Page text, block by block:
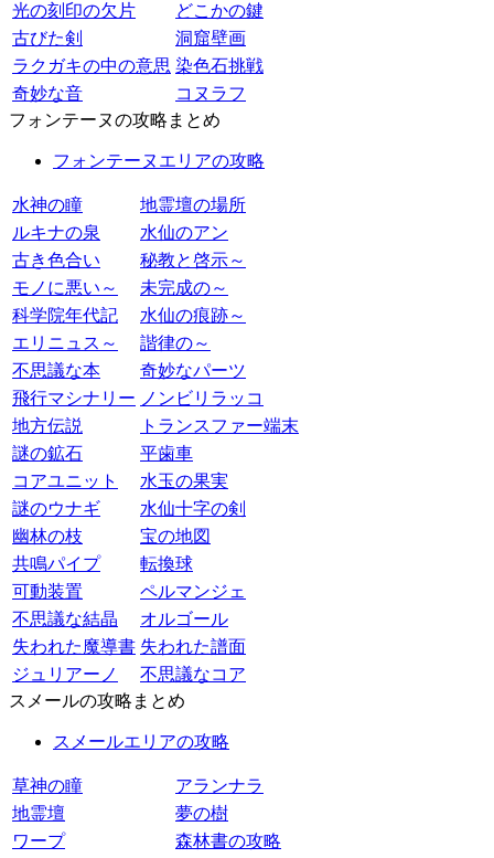
光の刻印の欠片
どこかの鍵
古びた剣
洞窟壁画
ラクガキの中の意思 染色石挑戦
奇妙な音
コヌラフ
フォンテーヌの攻略まとめ
フォンテーヌエリアの攻略
水神の瞳
地霊壇の場所
ルキナの泉
水仙のアン
古き色合い
秘教と啓示～
モノに悪い～
未完成の～
科学院年代記
水仙の痕跡～
エリニュス～
諧律の～
不思議な本
奇妙なパーツ
飛行マシナリー ノンビリラッコ
地方伝説
トランスファー端末
謎の鉱石
平歯車
コアユニット
水玉の果実
謎のウナギ
水仙十字の剣
幽林の枝
宝の地図
共鳴パイプ
転換球
可動装置
ペルマンジェ
不思議な結晶
オルゴール
失われた魔導書 失われた譜面
ジュリアーノ
不思議なコア
スメールの攻略まとめ
スメールエリアの攻略
草神の瞳
アランナラ
地霊壇
夢の樹
ワープ
森林書の攻略